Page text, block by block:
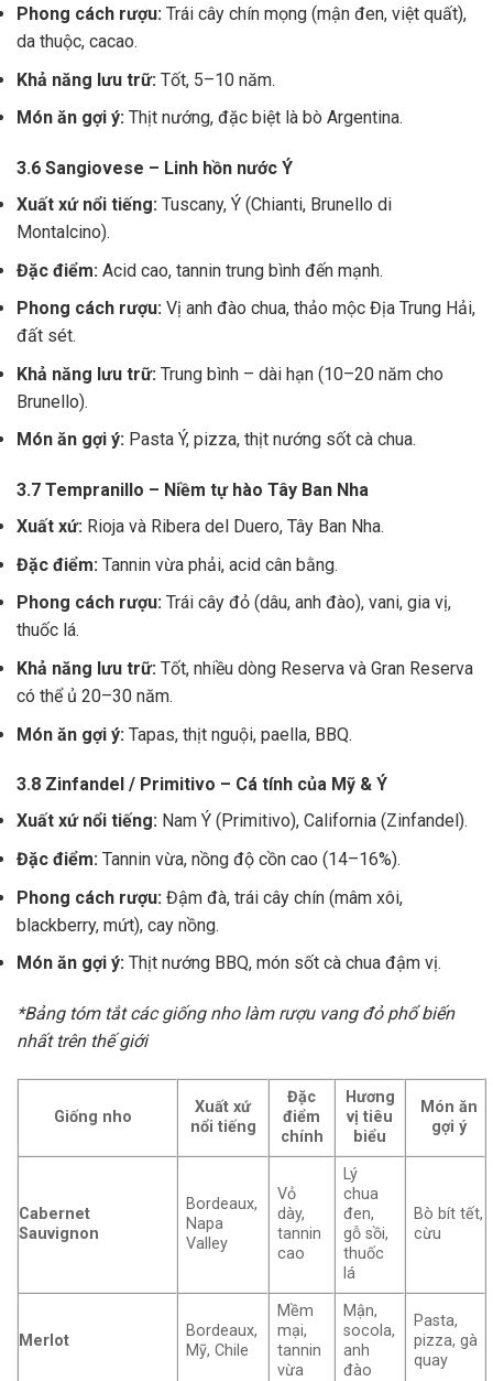
Phong cách rượu: Trái cây chín mọng (mận đen, việt quất),
da thuộc, cacao.
Khả năng lưu trữ: Tốt, 5–10 năm.
Món ăn gợi ý: Thịt nướng, đặc biệt là bò Argentina.
3.6 Sangiovese – Linh hồn nước Ý
Xuất xứ nổi tiếng: Tuscany, Ý (Chianti, Brunello di
Montalcino).
Đặc điểm: Acid cao, tannin trung bình đến mạnh.
Phong cách rượu: Vị anh đào chua, thảo mộc Địa Trung Hải,
đất sét.
Khả năng lưu trữ: Trung bình – dài hạn (10–20 năm cho
Brunello).
Món ăn gợi ý: Pasta Ý, pizza, thịt nướng sốt cà chua.
3.7 Tempranillo – Niềm tự hào Tây Ban Nha
Xuất xứ: Rioja và Ribera del Duero, Tây Ban Nha.
Đặc điểm: Tannin vừa phải, acid cân bằng.
Phong cách rượu: Trái cây đỏ (dâu, anh đào), vani, gia vị,
thuốc lá.
Khả năng lưu trữ: Tốt, nhiều dòng Reserva và Gran Reserva
có thể ủ 20–30 năm.
Món ăn gợi ý: Tapas, thịt nguội, paella, BBQ.
3.8 Zinfandel / Primitivo – Cá tính của Mỹ & Ý
Xuất xứ nổi tiếng: Nam Ý (Primitivo), California (Zinfandel).
Đặc điểm: Tannin vừa, nồng độ cồn cao (14–16%).
Phong cách rượu: Đậm đà, trái cây chín (mâm xôi,
blackberry, mứt), cay nồng.
Món ăn gợi ý: Thịt nướng BBQ, món sốt cà chua đậm vị.
*Bảng tóm tắt các giống nho làm rượu vang đỏ phổ biến
nhất trên thế giới
Giống nho
Xuất xứ
nổi tiếng
Đặc
điểm
chính
Hương
vị tiêu
biểu
Món ăn
gợi ý
Cabernet
Sauvignon
Bordeaux,
Napa
Valley
Vỏ
dày,
tannin
cao
Lý
chua
đen,
gỗ sồi,
thuốc
lá
Bò bít tết,
cừu
Merlot
Bordeaux,
Mỹ, Chile
Mềm
mại,
tannin
vừa
Mận,
socola,
anh
đào
Pasta,
pizza, gà
quay